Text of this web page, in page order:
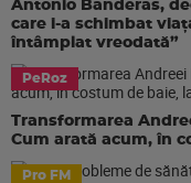
Antonio Banderas,
care i-a schimbat
întâmplat vreodată”
PeRoz
Transformarea
Cum arată acum, în
Pro FM